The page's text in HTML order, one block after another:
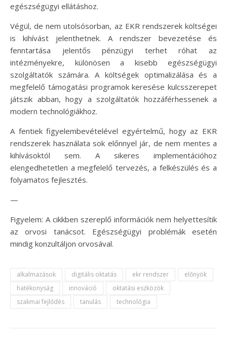
egészségügyi ellátáshoz.
Végül, de nem utolsósorban, az EKR rendszerek költségei
is kihívást jelenthetnek. A rendszer bevezetése és
fenntartása jelentős pénzügyi terhet róhat az
intézményekre, különösen a kisebb egészségügyi
szolgáltatók számára. A költségek optimalizálása és a
megfelelő támogatási programok keresése kulcsszerepet
játszik abban, hogy a szolgáltatók hozzáférhessenek a
modern technológiákhoz.
A fentiek figyelembevételével egyértelmű, hogy az EKR
rendszerek használata sok előnnyel jár, de nem mentes a
kihívásoktól sem. A sikeres implementációhoz
elengedhetetlen a megfelelő tervezés, a felkészülés és a
folyamatos fejlesztés.
—
Figyelem: A cikkben szereplő információk nem helyettesítik
az orvosi tanácsot. Egészségügyi problémák esetén
mindig konzultáljon orvosával.
alkalmazások digitális oktatás ekr rendszer
előnyök
hatékonyság
innováció
oktatási eszközök
szakmai fejlődés
tanulás technológia